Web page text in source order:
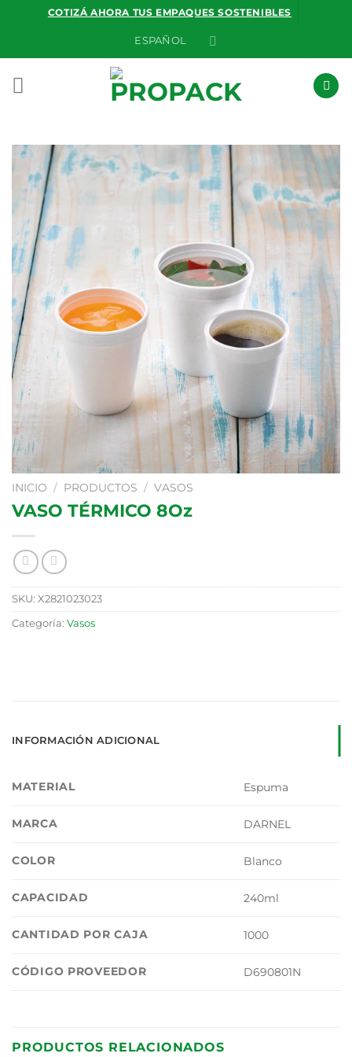
COTIZÁ AHORA TUS EMPAQUES SOSTENIBLES
ESPAÑOL
INICIO / PRODUCTOS / VASOS
VASO TÉRMICO 8Oz
SKU: X2821023023
Categoría: Vasos
INFORMACIÓN ADICIONAL
MATERIAL Espuma
MARCA DARNEL
COLOR Blanco
CAPACIDAD 240ml
CANTIDAD POR CAJA 1000
CÓDIGO PROVEEDOR D690801N
PRODUCTOS RELACIONADOS